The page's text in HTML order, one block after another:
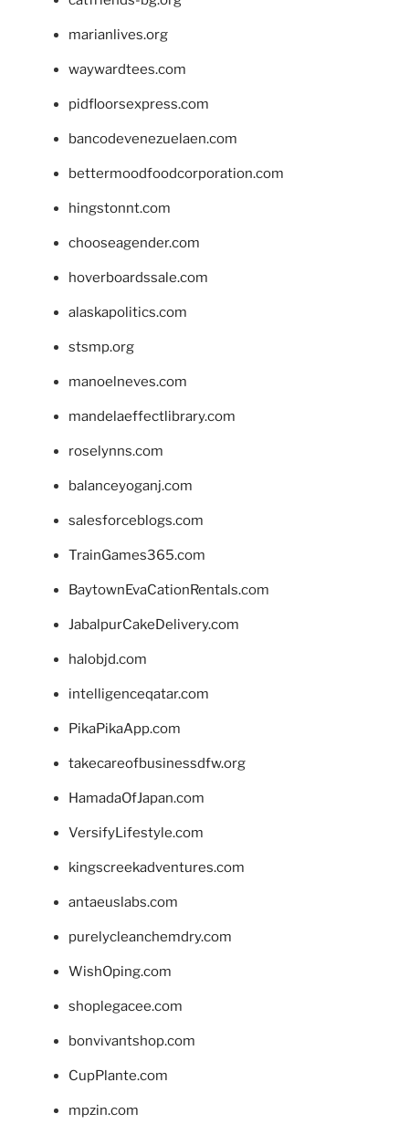
marianlives.org
waywardtees.com
pidfloorsexpress.com
bancodevenezuelaen.com
bettermoodfoodcorporation.com
hingstonnt.com
chooseagender.com
hoverboardssale.com
alaskapolitics.com
stsmp.org
manoelneves.com
mandelaeffectlibrary.com
roselynns.com
balanceyoganj.com
salesforceblogs.com
TrainGames365.com
BaytownEvaCationRentals.com
JabalpurCakeDelivery.com
halobjd.com
intelligenceqatar.com
PikaPikaApp.com
takecareofbusinessdfw.org
HamadaOfJapan.com
VersifyLifestyle.com
kingscreekadventures.com
antaeuslabs.com
purelycleanchemdry.com
WishOping.com
shoplegacee.com
bonvivantshop.com
CupPlante.com
mpzin.com